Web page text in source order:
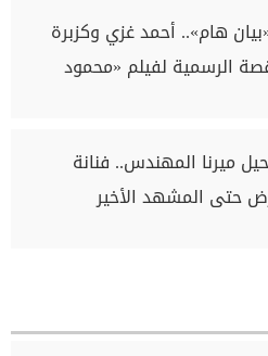
هام».. أحمد غزي وكزبرة
الرسمية لفيلم «محمود
ميرنا المهندس.. فنانة
حتى المشهد الأخير